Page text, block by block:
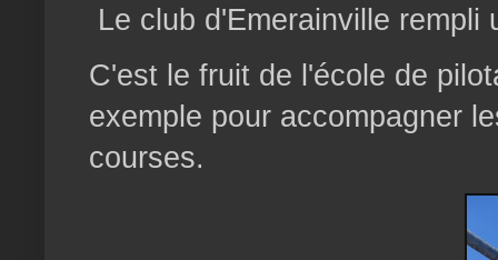
Le club d'Emerainville
C'est le fruit de l'école de
exemple pour accompagner
courses.